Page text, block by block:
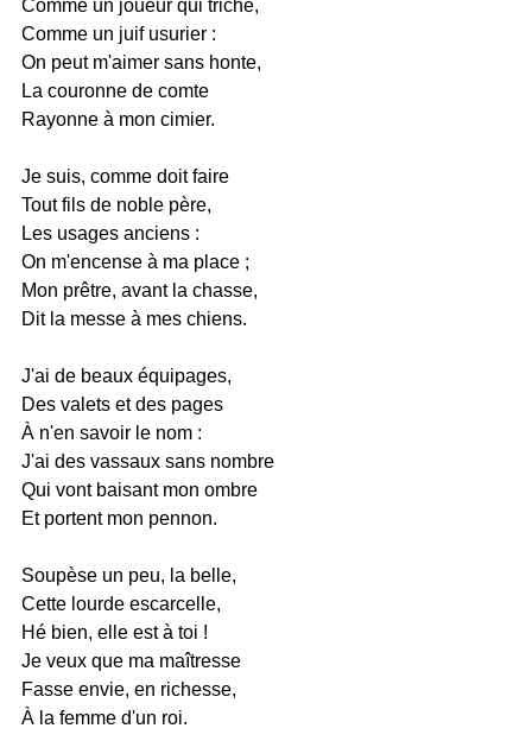
Comme un joueur qui triche,
Comme un juif usurier :
On peut m'aimer sans honte,
La couronne de comte
Rayonne à mon cimier.
Je suis, comme doit faire
Tout fils de noble père,
Les usages anciens :
On m'encense à ma place ;
Mon prêtre, avant la chasse,
Dit la messe à mes chiens.
J'ai de beaux équipages,
Des valets et des pages
À n'en savoir le nom :
J'ai des vassaux sans nombre
Qui vont baisant mon ombre
Et portent mon pennon.
Soupèse un peu, la belle,
Cette lourde escarcelle,
Hé bien, elle est à toi !
Je veux que ma maîtresse
Fasse envie, en richesse,
À la femme d'un roi.